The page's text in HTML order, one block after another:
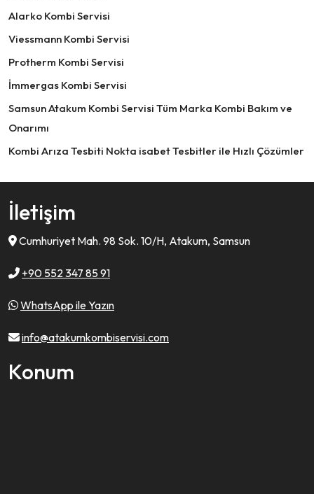
Alarko Kombi Servisi
Viessmann Kombi Servisi
Protherm Kombi Servisi
İmmergas Kombi Servisi
Samsun Atakum Kombi Servisi Tüm Marka Kombi Bakım ve
Onarımı
Kombi Arıza Tesbiti Nokta isabet Tesbitler ile Hızlı Çözümler
İletişim
Cumhuriyet Mah. 98 Sok. 10/H, Atakum, Samsun
+90 552 347 85 91
WhatsApp ile Yazın
info@atakumkombiservisi.com
Konum